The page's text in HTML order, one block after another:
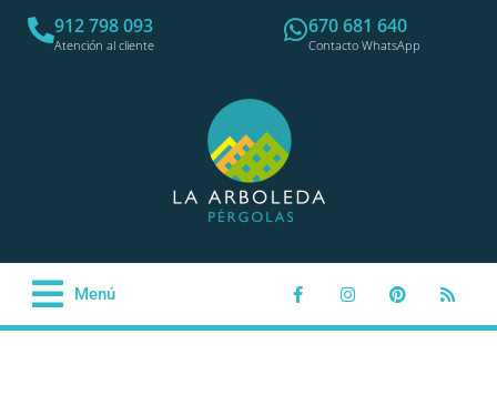
912 798 093
Atención al cliente
670 681 640
Contacto WhatsApp
Menú